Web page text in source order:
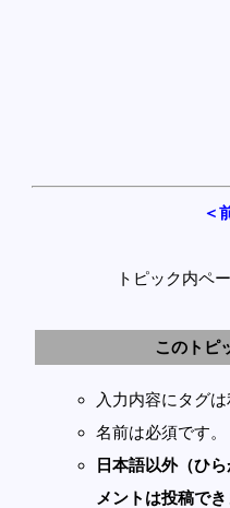
＜
トピック内ペ
このトピ
入力内容にタグは
名前は必須です。
日本語以外（ひ
メントは投稿でき